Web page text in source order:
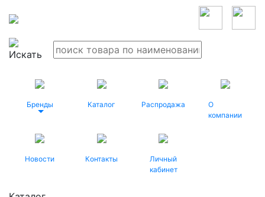
Бренды Каталог Распродажа
О
компании
Новости Контакты
Личный
кабинет